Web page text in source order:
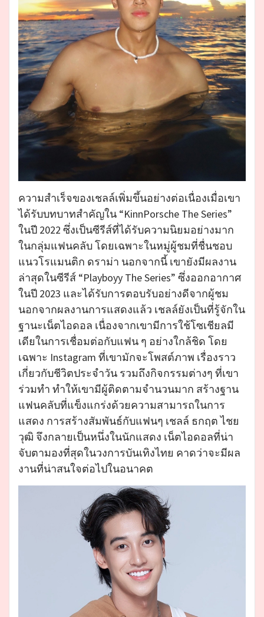
ความสำเร็จของเชลล์เพิ่มขึ้นอย่างต่อเนื่องเมื่อเขา
ได้รับบทบาทสำคัญใน “KinnPorsche The Series”
ในปี 2022 ซึ่งเป็นซีรีส์ที่ได้รับความนิยมอย่างมาก
ในกลุ่มแฟนคลับ โดยเฉพาะในหมู่ผู้ชมที่ชื่นชอบ
แนวโรแมนติก ดราม่า นอกจากนี้ เขายังมีผลงาน
ล่าสุดในซีรีส์ “Playboyy The Series” ซึ่งออกอากาศ
ในปี 2023 และได้รับการตอบรับอย่างดีจากผู้ชม
นอกจากผลงานการแสดงแล้ว เชลล์ยังเป็นที่รู้จักใน
ฐานะเน็ตไอดอล เนื่องจากเขามีการใช้โซเชียลมี
เดียในการเชื่อมต่อกับแฟน ๆ อย่างใกล้ชิด โดย
เฉพาะ Instagram ที่เขามักจะโพสต์ภาพ เรื่องราว
เกี่ยวกับชีวิตประจำวัน รวมถึงกิจกรรมต่างๆ ที่เขา
ร่วมทำ ทำให้เขามีผู้ติดตามจำนวนมาก สร้างฐาน
แฟนคลับที่แข็งแกร่งด้วยความสามารถในการ
แสดง การสร้างสัมพันธ์กับแฟนๆ เชลล์ ธกฤต ไชย
วุฒิ จึงกลายเป็นหนึ่งในนักแสดง เน็ตไอดอลที่น่า
จับตามองที่สุดในวงการบันเทิงไทย คาดว่าจะมีผล
งานที่น่าสนใจต่อไปในอนาคต